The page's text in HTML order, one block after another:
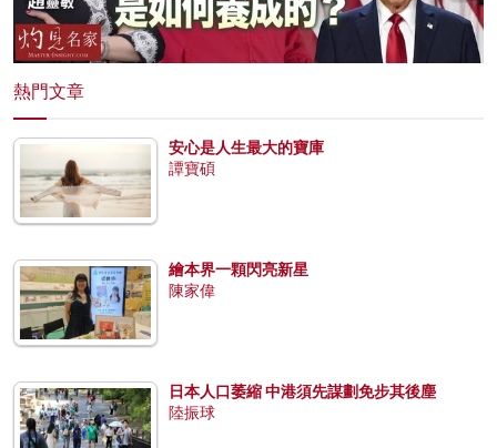
熱門文章
安心是人生最大的寶庫
譚寶碩
繪本界一顆閃亮新星
陳家偉
日本人口萎縮 中港須先謀劃免步其後塵
陸振球